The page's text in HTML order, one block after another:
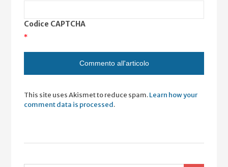
Codice CAPTCHA
*
This site uses Akismet to reduce spam.Learn how your
comment data is processed.